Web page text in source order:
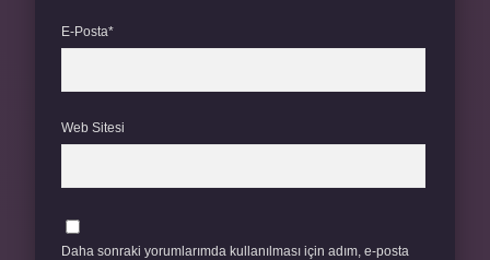
E-Posta*
Web Sitesi
Daha sonraki yorumlarımda kullanılması için adım, e-posta